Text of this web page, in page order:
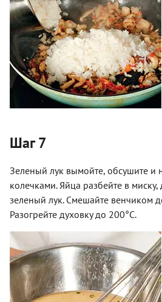
Шаг 7
Зеленый лук вымойте, обсушите и
колечками. Яйца разбейте в миску,
зеленый лук. Смешайте венчиком
Разогрейте духовку до 200°С.